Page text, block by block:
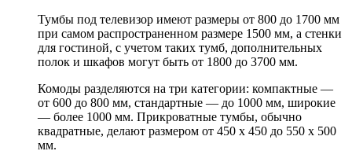
Тумбы под телевизор имеют размеры от 800 до 1700 мм
при самом распространенном размере 1500 мм, а стенки
для гостиной, с учетом таких тумб, дополнительных
полок и шкафов могут быть от 1800 до 3700 мм.
Комоды разделяются на три категории: компактные —
от 600 до 800 мм, стандартные — до 1000 мм, широкие
— более 1000 мм. Прикроватные тумбы, обычно
квадратные, делают размером от 450 х 450 до 550 х 500
мм.